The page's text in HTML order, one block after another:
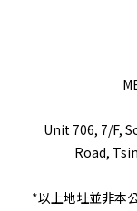
Unit 706, 7/F,
Road,
*以上地址並非本